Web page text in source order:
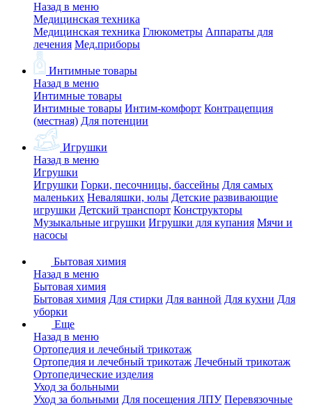
Назад в меню
Медицинская техника
Медицинская техника Глюкометры Аппараты для
лечения Мед.приборы
Интимные товары
Назад в меню
Интимные товары
Интимные товары Интим-комфорт Контрацепция
(местная) Для потенции
Игрушки
Назад в меню
Игрушки
Игрушки Горки, песочницы, бассейны Для самых
маленьких Неваляшки, юлы Детские развивающие
игрушки Детский транспорт Конструкторы
Музыкальные игрушки Игрушки для купания Мячи и
насосы
Бытовая химия
Назад в меню
Бытовая химия
Бытовая химия Для стирки Для ванной Для кухни Для
уборки
Еще
Назад в меню
Ортопедия и лечебный трикотаж
Ортопедия и лечебный трикотаж Лечебный трикотаж
Ортопедические изделия
Уход за больными
Уход за больными Для посещения ЛПУ Перевязочные